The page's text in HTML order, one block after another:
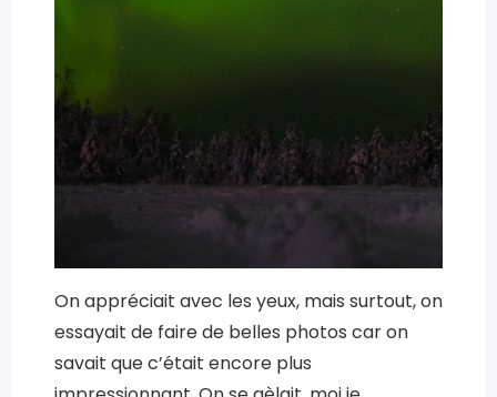
On appréciait avec les yeux, mais surtout, on
essayait de faire de belles photos car on
savait que c’était encore plus